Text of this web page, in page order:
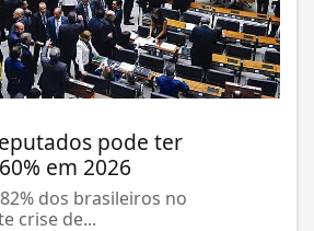
pode ter
em 2026
dos brasileiros no
crise de...